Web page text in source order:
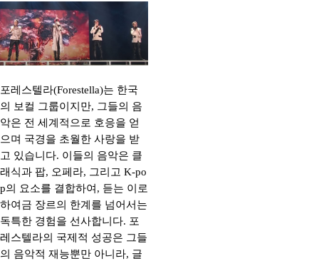
포레스텔라(Forestella)는 한국
의 보컬 그룹이지만, 그들의 음
악은 전 세계적으로 호응을 얻
으며 국경을 초월한 사랑을 받
고 있습니다. 이들의 음악은 클
래식과 팝, 오페라, 그리고 K-po
p의 요소를 결합하여, 듣는 이로
하여금 장르의 한계를 넘어서는
독특한 경험을 선사합니다. 포
레스텔라의 국제적 성공은 그들
의 음악적 재능뿐만 아니라, 글